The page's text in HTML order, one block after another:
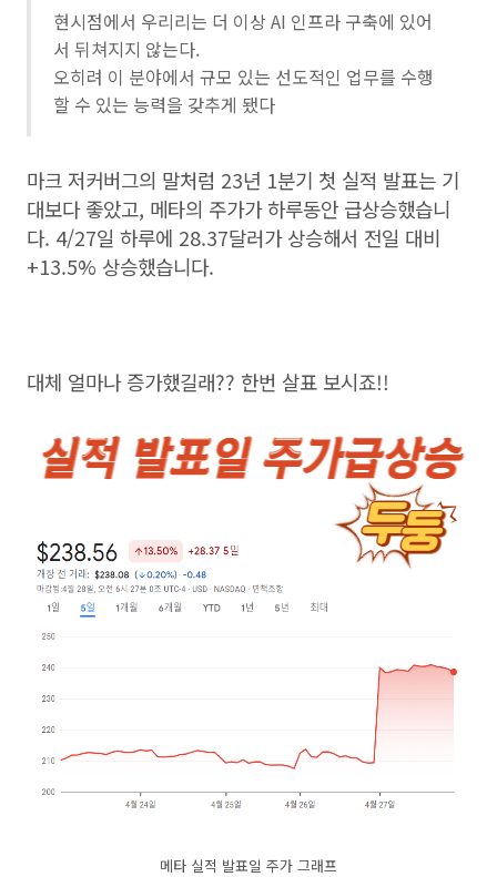
현시점에서 우리리는 더 이상 AI 인프라 구축에 있어
서 뒤쳐지지 않는다.
오히려 이 분야에서 규모 있는 선도적인 업무를 수행
할 수 있는 능력을 갖추게 됐다
마크 저커버그의 말처럼 23년 1분기 첫 실적 발표는 기
대보다 좋았고, 메타의 주가가 하루동안 급상승했습니
다. 4/27일 하루에 28.37달러가 상승해서 전일 대비
+13.5% 상승했습니다.
대체 얼마나 증가했길래?? 한번 살표 보시죠!!
메타 실적 발표일 주가 그래프